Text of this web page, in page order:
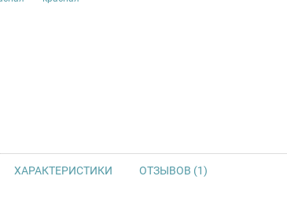
ХАРАКТЕРИСТИКИ ОТЗЫВОВ (1)